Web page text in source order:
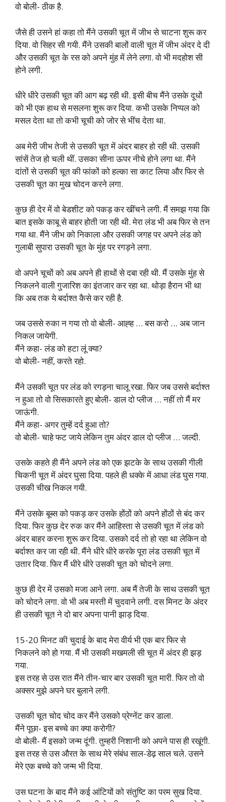
वो बोली- ठीक है.
जैसे ही उसने हां कहा तो मैंने उसकी चूत में जीभ से चाटना शुरू कर
दिया. वो सिहर सी गयी. मैंने उसकी बालों वाली चूत में जीभ अंदर दे दी
और उसकी चूत के रस को अपने मुंह में लेने लगा. वो भी मदहोश सी
होने लगी.
धीरे धीरे उसकी चूत की आग बढ़ रही थी. इसी बीच मैंने उसके दूधों
को भी एक हाथ से मसलना शुरू कर दिया. कभी उसके निप्पल को
मसल देता था तो कभी चूची को जोर से भींच देता था.
अब मेरी जीभ तेजी से उसकी चूत में अंदर बाहर हो रही थी. उसकी
सांसें तेज हो चली थीं. उसका सीना ऊपर नीचे होने लगा था. मैंने
दांतों से उसकी चूत की फांकों को हल्का सा काट लिया और फिर से
उसकी चूत का मुख चोदन करने लगा.
कुछ ही देर में वो बेडशीट को पकड़ कर खींचने लगी. मैं समझ गया कि
बात इसके काबू से बाहर होती जा रही थी. मेरा लंड भी अब फिर से तन
गया था. मैंने जीभ को निकाला और उसकी जगह पर अपने लंड को
गुलाबी सुपारा उसकी चूत के मुंह पर रगड़ने लगा.
वो अपने चूचों को अब अपने ही हाथों से दबा रही थी. मैं उसके मुंह से
निकलने वाली गुजारिश का इंतजार कर रहा था. थोड़ा हैरान भी था
कि अब तक ये बर्दाश्त कैसे कर रही है.
जब उससे रुका न गया तो वो बोली- आह्ह … बस करो … अब जान
निकल जायेगी.
मैंने कहा- लंड को हटा लूं क्या?
वो बोली- नहीं, करते रहो.
मैंने उसकी चूत पर लंड को रगड़ना चालू रखा. फिर जब उससे बर्दाश्त
न हुआ तो वो सिसकारते हुए बोली- डाल दो प्लीज … नहीं तो मैं मर
जाऊंगी.
मैंने कहा- अगर तुम्हें दर्द हुआ तो?
वो बोली- चाहे फट जाये लेकिन तुम अंदर डाल दो प्लीज … जल्दी.
उसके कहते ही मैंने अपने लंड को एक झटके के साथ उसकी गीली
चिकनी चूत में अंदर घुसा दिया. पहले ही धक्के में आधा लंड घुस गया.
उसकी चीख निकल गयी.
मैंने उसके बूब्स को पकड़ कर उसके होंठों को अपने होंठों से बंद कर
दिया. फिर कुछ देर रुक कर मैंने आहिस्ता से उसकी चूत में लंड को
अंदर बाहर करना शुरू कर दिया. उसको दर्द तो हो रहा था लेकिन वो
बर्दाश्त कर जा रही थी. मैंने धीरे धीरे करके पूरा लंड उसकी चूत में
उतार दिया. फिर मैं धीरे धीरे उसकी चूत को चोदने लगा.
कुछ ही देर में उसको मजा आने लगा. अब मैं तेजी के साथ उसकी चूत
को चोदने लगा. वो भी अब मस्ती में चुदवाने लगी. दस मिनट के अंदर
ही उसकी चूत ने दो बार अपना पानी झाड़ दिया.
15-20 मिनट की चुदाई के बाद मेरा वीर्य भी एक बार फिर से
निकलने को हो गया. मैं भी उसकी मखमली सी चूत में अंदर ही झड़
गया.
इस तरह से उस रात मैंने तीन-चार बार उसकी चूत मारी. फिर तो वो
अक्सर मुझे अपने घर बुलाने लगी.
उसकी चूत चोद चोद कर मैंने उसको प्रेग्नेंट कर डाला.
मैंने पूछा- इस बच्चे का क्या करोगी?
वो बोली- मैं इसको जन्म दूंगी. तुम्हरी निशानी को अपने पास ही रखूंगी.
इस तरह से उस औरत के साथ मेरे संबंध साल-डेढ़ साल चले. उसने
मेरे एक बच्चे को जन्म भी दिया.
उस घटना के बाद मैंने कई आंटियों को संतुष्टि का परम सुख दिया.